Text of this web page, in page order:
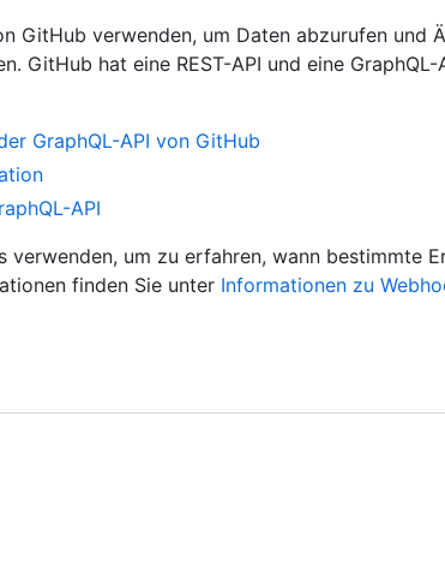
GitHub verwenden, um Daten abzurufen und
GitHub hat eine REST-API und eine GraphQL-
GraphQL-API von GitHub
API
verwenden, um zu erfahren, wann bestimmte
finden Sie unter Informationen zu